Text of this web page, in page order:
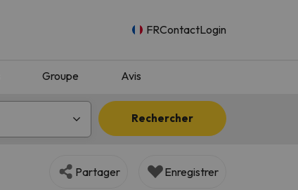
FRContactLogin
Groupe Avis
Rechercher
Partager Enregistrer